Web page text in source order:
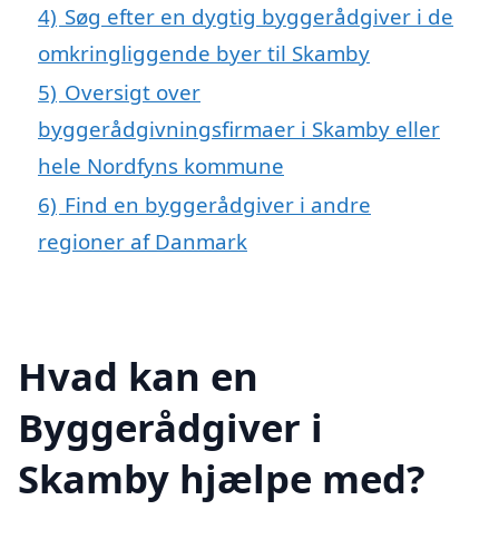
4) Søg efter en dygtig byggerådgiver i de
omkringliggende byer til Skamby
5) Oversigt over
byggerådgivningsfirmaer i Skamby eller
hele Nordfyns kommune
6) Find en byggerådgiver i andre
regioner af Danmark
Hvad kan en
Byggerådgiver i
Skamby hjælpe med?